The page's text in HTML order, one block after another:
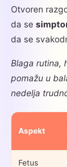
Otvoren
da se
da se
Blaga rutina,
pomažu u
nedelja
Aspekt
Fetus